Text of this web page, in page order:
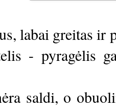
labai greitas ir
- pyragėlis
saldi, o